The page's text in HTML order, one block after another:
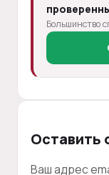
Большинство
Оставить
Ваш адрес